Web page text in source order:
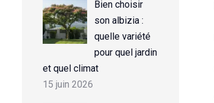
Bien choisir
son albizia :
quelle variété
pour quel jardin
et quel climat
15 juin 2026